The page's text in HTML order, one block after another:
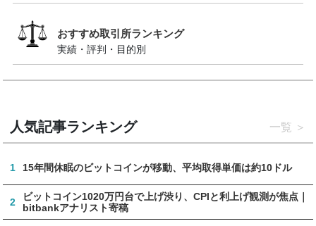
おすすめ取引所ランキング
実績・評判・目的別
人気記事ランキング 一覧
1 15年間休眠のビットコインが移動、平均取得単価は約10ドル
2
ビットコイン1020万円台で上げ渋り、CPIと利上げ観測が焦点｜
bitbankアナリスト寄稿